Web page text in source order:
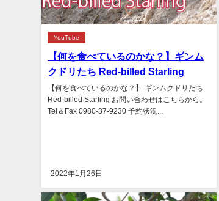
YouTube
【何を食べているのかな？】ギンム
クドリたち Red-billed Starling
【何を食べているのかな？】 ギンムクドリたち
Red-billed Starling お問い合わせはこちらから。
Tel＆Fax 0980-87-9230 予約状況...
2022年1月26日